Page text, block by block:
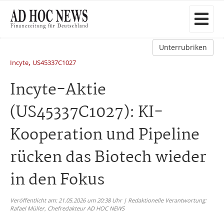
Unterrubriken
Incyte, US45337C1027
Incyte-Aktie
(US45337C1027): KI-
Kooperation und Pipeline
rücken das Biotech wieder
in den Fokus
Veröffentlicht am: 21.05.2026 um 20:38 Uhr | Redaktionelle Verantwortung:
Rafael Müller, Chefredakteur AD HOC NEWS